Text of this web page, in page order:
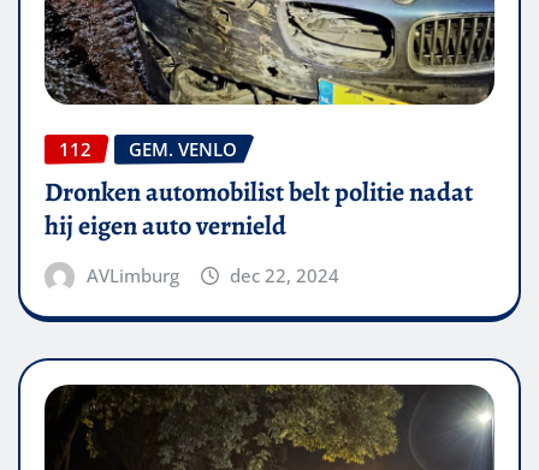
112 GEM. VENLO
Dronken automobilist belt politie nadat
hij eigen auto vernield
AVLimburg dec 22, 2024